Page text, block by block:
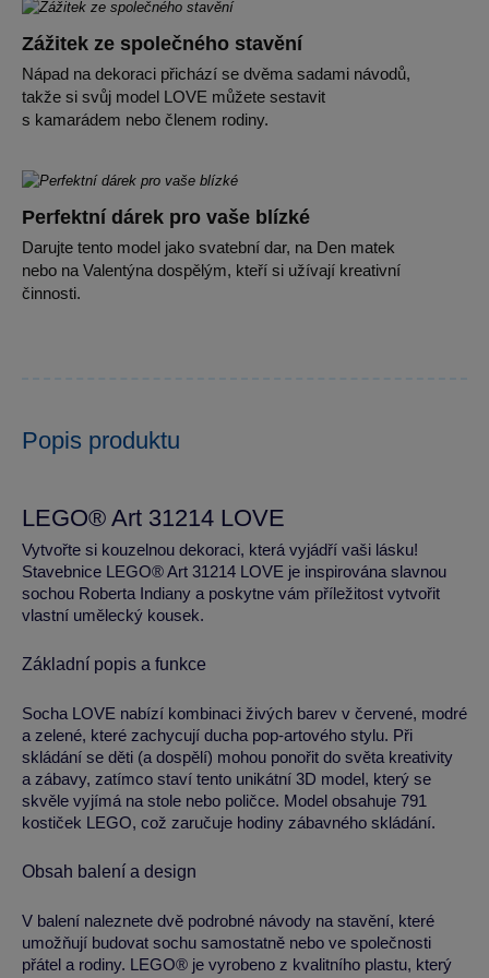
Zážitek ze společného stavění
Nápad na dekoraci přichází se dvěma sadami návodů,
takže si svůj model LOVE můžete sestavit
s kamarádem nebo členem rodiny.
Perfektní dárek pro vaše blízké
Darujte tento model jako svatební dar, na Den matek
nebo na Valentýna dospělým, kteří si užívají kreativní
činnosti.
Popis produktu
LEGO® Art 31214 LOVE
Vytvořte si kouzelnou dekoraci, která vyjádří vaši lásku!
Stavebnice LEGO® Art 31214 LOVE je inspirována slavnou
sochou Roberta Indiany a poskytne vám příležitost vytvořit
vlastní umělecký kousek.
Základní popis a funkce
Socha LOVE nabízí kombinaci živých barev v červené, modré
a zelené, které zachycují ducha pop-artového stylu. Při
skládání se děti (a dospělí) mohou ponořit do světa kreativity
a zábavy, zatímco staví tento unikátní 3D model, který se
skvěle vyjímá na stole nebo poličce. Model obsahuje 791
kostiček LEGO, což zaručuje hodiny zábavného skládání.
Obsah balení a design
V balení naleznete dvě podrobné návody na stavění, které
umožňují budovat sochu samostatně nebo ve společnosti
přátel a rodiny. LEGO® je vyrobeno z kvalitního plastu, který